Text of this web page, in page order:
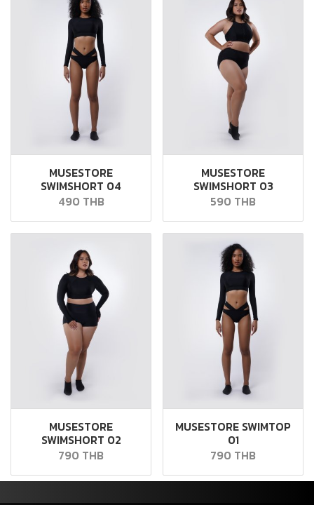
MUSESTORE
SWIMSHORT 04
490 THB
MUSESTORE
SWIMSHORT 03
590 THB
MUSESTORE
SWIMSHORT 02
790 THB
MUSESTORE SWIMTOP
01
790 THB